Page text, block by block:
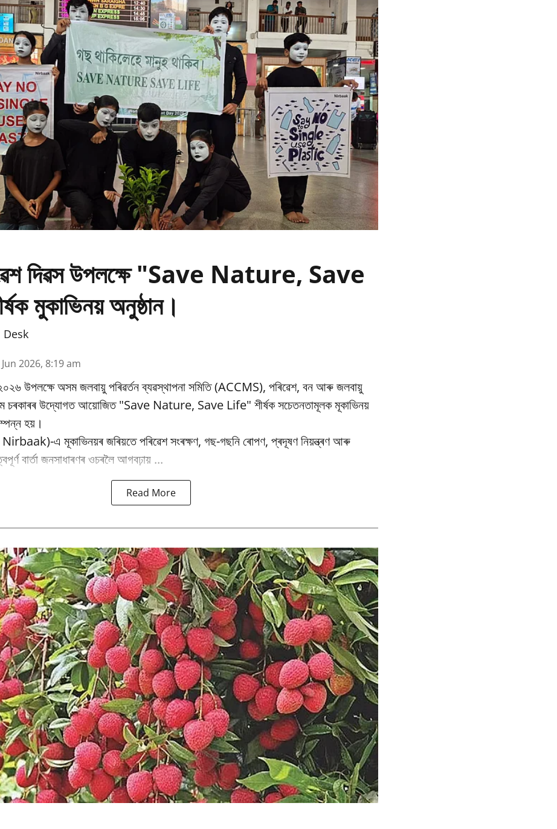
দিৱস উপলক্ষে "Save Nature, Save
মুকাভিনয় অনুষ্ঠান।
2026, 8:19 am
২০২৬ উপলক্ষে অসম জলবায়ু পৰিৱর্তন ব্যৱস্থাপনা সমিতি (ACCMS), পৰিৱেশ, বন আৰু জলবায়ু
চৰকাৰৰ উদ্যোগত আয়োজিত "Save Nature, Save Life" শীৰ্ষক সচেতনতামূলক মূকাভিনয়
হয়।
Nirbaak)-এ মূকাভিনয়ৰ জৰিয়তে পৰিৱেশ সংৰক্ষণ, গছ-গছনি ৰোপণ, প্ৰদূষণ নিয়ন্ত্ৰণ আৰু
বাৰ্তা জনসাধাৰণৰ ওচৰলৈ আগবঢ়ায় ...
Read More